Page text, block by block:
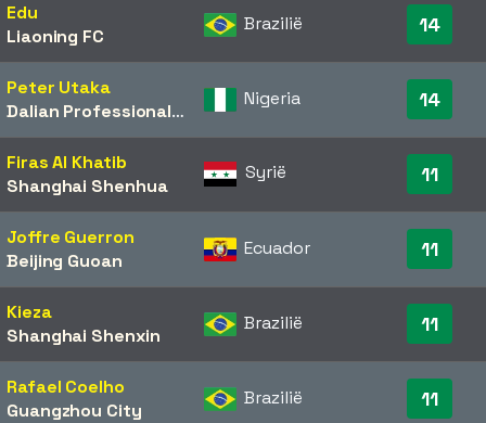
Edu
Liaoning FC
Brazilië 14
Peter Utaka
Dalian Professional/​Beijing Guoan
Nigeria 14
Firas Al Khatib
Shanghai Shenhua
Syrië 11
Joffre Guerron
Beijing Guoan
Ecuador 11
Kieza
Shanghai Shenxin
Brazilië 11
Rafael Coelho
Guangzhou City
Brazilië 11